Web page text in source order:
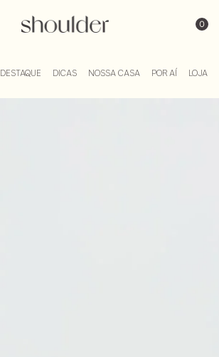
Blog Shoulder
DESTAQUE DICAS NOSSA CASA POR AÍ LOJA